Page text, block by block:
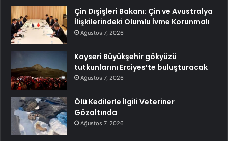
Çin Dışişleri Bakanı: Çin ve Avustralya
İlişkilerindeki Olumlu İvme Korunmalı
Ağustos 7, 2026
Kayseri Büyükşehir gökyüzü
tutkunlarını Erciyes’te buluşturacak
Ağustos 7, 2026
Ölü Kedilerle İlgili Veteriner
Gözaltında
Ağustos 7, 2026